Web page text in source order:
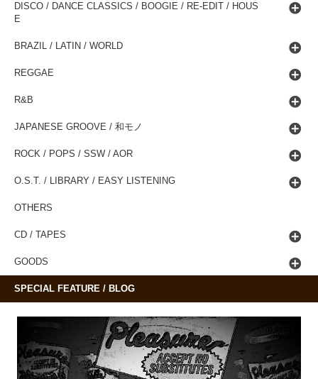
DISCO / DANCE CLASSICS / BOOGIE / RE-EDIT / HOUS
E
BRAZIL / LATIN / WORLD
REGGAE
R&B
JAPANESE GROOVE / 和モノ
ROCK / POPS / SSW / AOR
O.S.T. / LIBRARY / EASY LISTENING
OTHERS
CD / TAPES
GOODS
SPECIAL FEATURE / BLOG